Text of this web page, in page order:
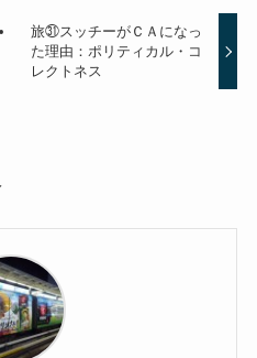
旅㉛スッチーがＣＡになっ
た理由：ポリティカル・コ
レクトネス